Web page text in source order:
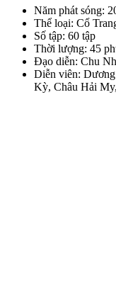
Năm phát sóng:
Thể loại: Cổ
Số tập: 60 tập
Thời lượng: 45
Đạo diễn: Chu
Diễn viên:
Kỳ, Châu Hải